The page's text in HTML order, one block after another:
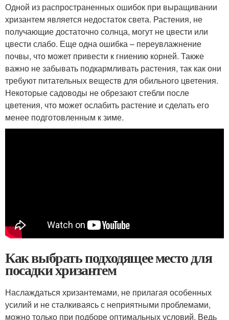
Одной из распространенных ошибок при выращивании
хризантем является недостаток света. Растения, не
получающие достаточно солнца, могут не цвести или
цвести слабо. Еще одна ошибка – переувлажнение
почвы, что может привести к гниению корней. Также
важно не забывать подкармливать растения, так как они
требуют питательных веществ для обильного цветения.
Некоторые садоводы не обрезают стебли после
цветения, что может ослабить растение и сделать его
менее подготовленным к зиме.
Как выбрать подходящее место для
посадки хризантем
Наслаждаться хризантемами, не прилагая особенных
усилий и не сталкиваясь с неприятными проблемами,
можно только при подборе оптимальных условий. Ведь